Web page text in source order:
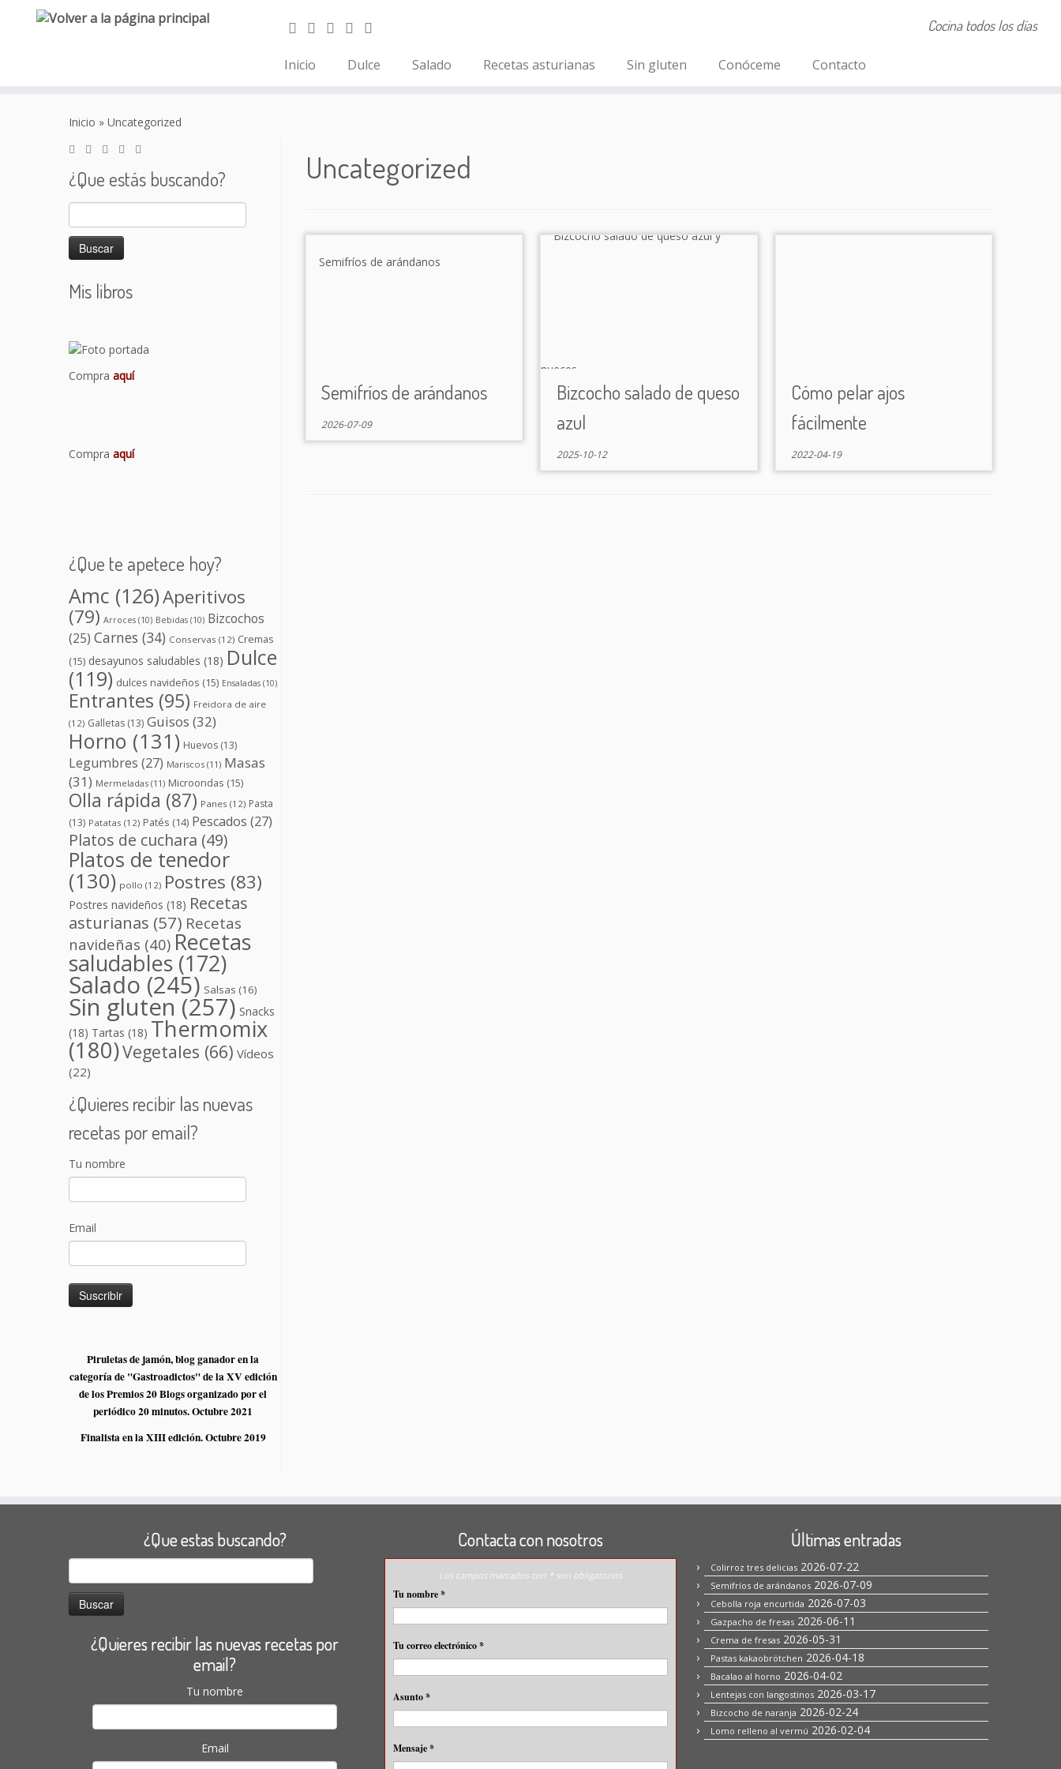
Cocina todos los días
Inicio Dulce Salado Recetas asturianas Sin gluten Conóceme Contacto
Inicio » Uncategorized
¿Que estás buscando?
Buscar:
Mis libros
Compra aquí
Compra aquí
¿Que te apetece hoy?
Amc (126)Aperitivos
(79) Arroces (10) Bebidas (10) Bizcochos
(25) Carnes (34) Conservas (12) Cremas
(15) desayunos saludables (18) Dulce
(119) dulces navideños (15) Ensaladas (10)
Entrantes (95) Freidora de aire
(12) Galletas (13) Guisos (32)
Horno (131) Huevos (13)
Legumbres (27) Mariscos (11) Masas
(31) Mermeladas (11) Microondas (15)
Olla rápida (87) Panes (12) Pasta
(13) Patatas (12) Patés (14) Pescados (27)
Platos de cuchara (49)
Platos de tenedor
(130) pollo (12) Postres (83)
Postres navideños (18) Recetas
asturianas (57) Recetas
navideñas (40) Recetas
saludables (172)
Salado (245) Salsas (16)
Sin gluten (257) Snacks
(18) Tartas (18) Thermomix
(180)Vegetales (66) Vídeos
(22)
¿Quieres recibir las nuevas
recetas por email?
Tu nombre
Email
Piruletas de jamón, blog ganador en la
categoría de "Gastroadictos" de la XV edición
de los Premios 20 Blogs organizado por el
periódico 20 minutos. Octubre 2021
Finalista en la XIII edición. Octubre 2019
Uncategorized
Semifríos de arándanos
2026-07-09
Bizcocho salado de queso
azul
2025-10-12
Cómo pelar ajos
fácilmente
2022-04-19
¿Que estas buscando?
¿Quieres recibir las nuevas recetas por
email?
Tu nombre
Email
Contacta con nosotros
Los campos marcados con * son obligatorios
Tu nombre*
Tu correo electrónico*
Asunto*
Mensaje*
Últimas entradas
Colirroz tres delicias 2026-07-22
Semifríos de arándanos 2026-07-09
Cebolla roja encurtida 2026-07-03
Gazpacho de fresas 2026-06-11
Crema de fresas 2026-05-31
Pastas kakaobrötchen 2026-04-18
Bacalao al horno 2026-04-02
Lentejas con langostinos 2026-03-17
Bizcocho de naranja 2026-02-24
Lomo relleno al vermú 2026-02-04